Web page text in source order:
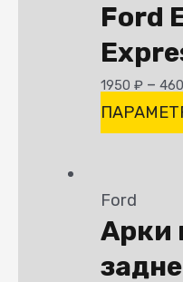
Ford
1950₽ –
Ford
Арки